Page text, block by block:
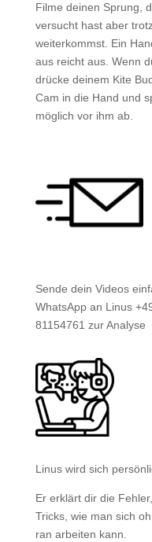
Filme deinen Sprung,
versucht hast aber
weiterkommst. Ein
aus reicht aus. Wenn
drücke deinem Kite
Cam in die Hand und
möglich vor ihm ab.
Sende dein Videos
WhatsApp an Linus
81154761‬ zur Analyse
Linus wird sich
Er erklärt dir die
Tricks, wie man sich
ran arbeiten kann.